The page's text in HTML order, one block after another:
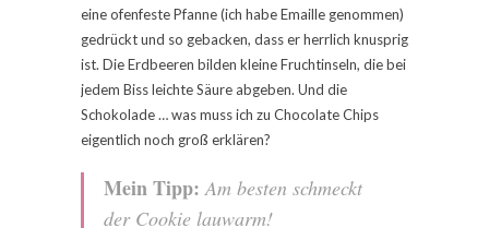
eine ofenfeste Pfanne (ich habe Emaille genommen)
gedrückt und so gebacken, dass er herrlich knusprig
ist. Die Erdbeeren bilden kleine Fruchtinseln, die bei
jedem Biss leichte Säure abgeben. Und die
Schokolade … was muss ich zu Chocolate Chips
eigentlich noch groß erklären?
Mein Tipp:Am besten schmeckt
der Cookie lauwarm!